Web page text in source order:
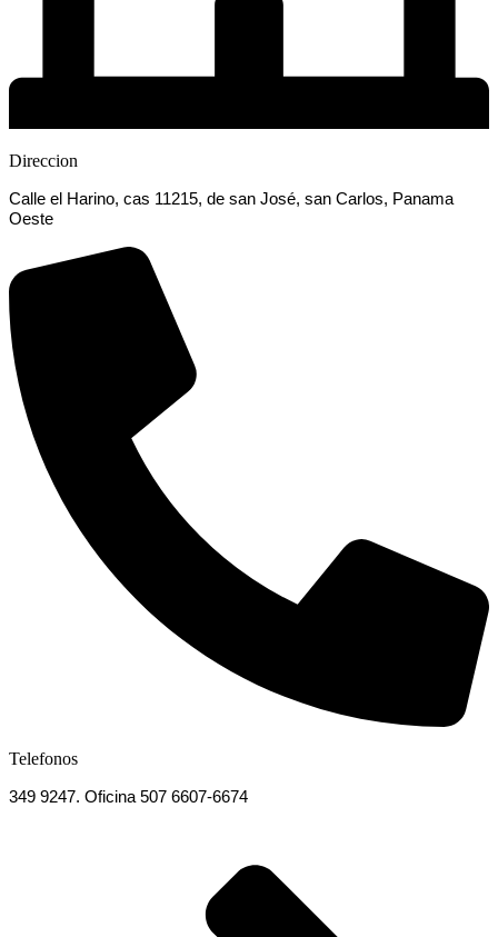
Direccion
Calle el Harino, cas 11215, de san José, san Carlos, Panama
Oeste
Telefonos
349 9247. Oficina 507 6607-6674